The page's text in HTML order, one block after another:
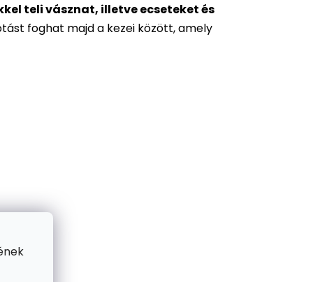
teli vásznat, illetve ecseteket és
foghat majd a kezei között, amely